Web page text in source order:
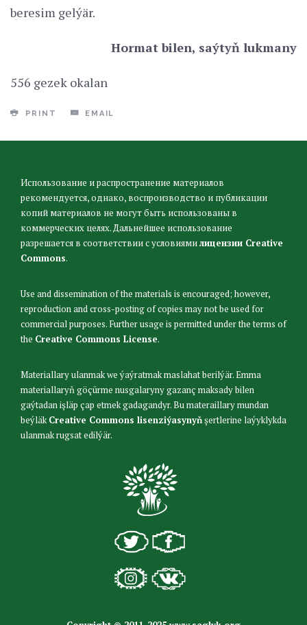
beresim gelýär.
Hormat bilen, saýtyň lukmany
556 gezek okalan
PRINT EMAIL
Использование и распространение материалов
рекомендуется, однако, воспроизводство и публикации
копий материалов не могут быть использованы в
коммерческих целях. Дальнейшее использование
разрешается в соответствии с условиямилицензии Creative
Commons.
Use and dissemination of the materials is encouraged; however,
reproduction and cross-posting of copies may not be used for
commercial purposes. Further usage is permitted under the terms of
the Creative Commons License.
Materiallary ulanmak we ýaýratmak maslahat berilýär. Emma
materiallaryň göçürme nusgalaryny gazanç maksady bilen
gaýtadan işläp çap etmek gadagandyr. Bu materaillary mundan
beýläkCreative Commons lisenziýasynyňşertlerine laýyklykda
ulanmak rugsat edilýär.